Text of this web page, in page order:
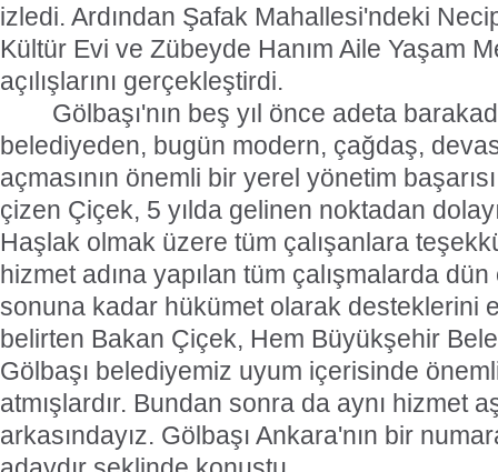
izledi. Ardından Şafak Mahallesi'ndeki
Kültür Evi ve Zübeyde Hanım Aile Yaşam
açılışlarını gerçekleştirdi.
Gölbaşı'nın beş yıl önce adeta
belediyeden, bugün modern, çağdaş,
açmasının önemli bir yerel yönetim
çizen Çiçek, 5 yılda gelinen noktadan
Haşlak olmak üzere tüm çalışanlara
hizmet adına yapılan tüm çalışmalarda
sonuna kadar hükümet olarak desteklerini
belirten Bakan Çiçek, Hem Büyükşehir
Gölbaşı belediyemiz uyum içerisinde
atmışlardır. Bundan sonra da aynı hizmet
arkasındayız. Gölbaşı Ankara'nın bir